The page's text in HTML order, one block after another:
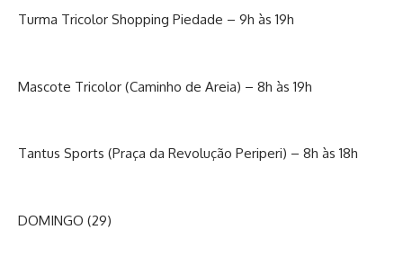
Turma Tricolor Shopping Piedade – 9h às 19h
Mascote Tricolor (Caminho de Areia) – 8h às 19h
Tantus Sports (Praça da Revolução Periperi) – 8h às 18h
DOMINGO (29)